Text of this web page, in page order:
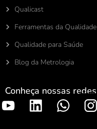
Qualicast
Ferramentas da Qualidade
Qualidade para Saúde
Blog da Metrologia
Conheça nossas redes